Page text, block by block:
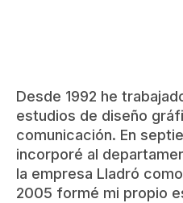
Desde 1992 he
estudios de diseño
comunicación. En
incorporé al
la empresa Lladró
2005 formé mi propio